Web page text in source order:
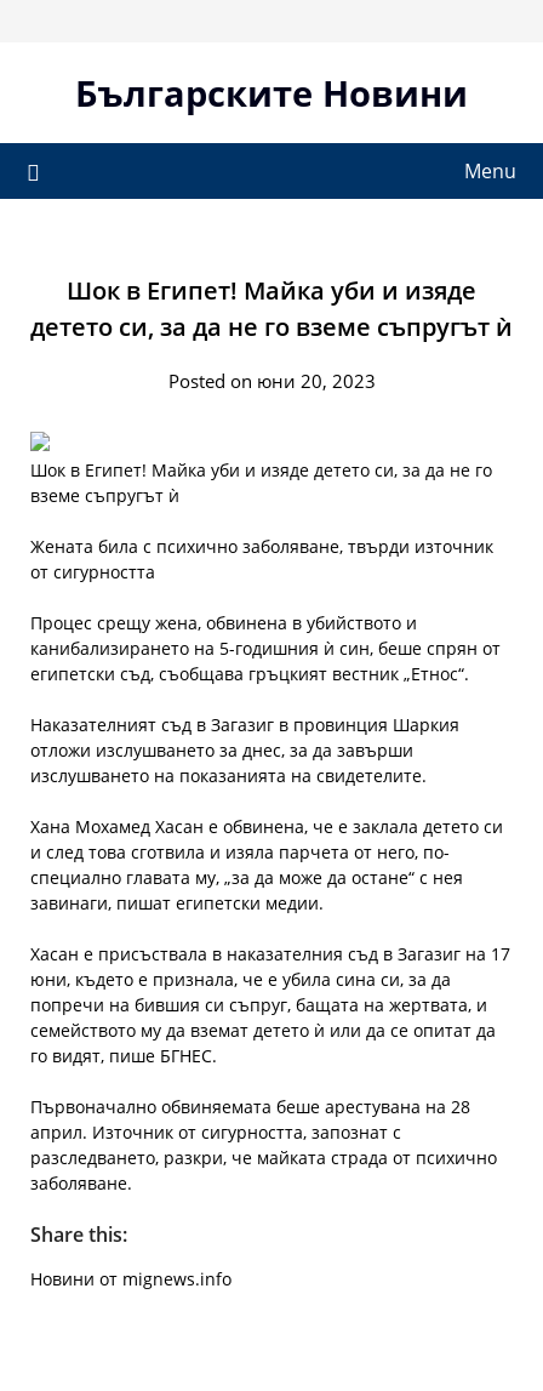
Българските Новини
Menu
Шок в Египет! Майка уби и изяде
детето си, за да не го вземе съпругът ѝ
Posted on юни 20, 2023
Шок в Египет! Майка уби и изяде детето си, за да не го
вземе съпругът ѝ
Жената била с психично заболяване, твърди източник
от сигурността
Процес срещу жена, обвинена в убийството и
канибализирането на 5-годишния ѝ син, беше спрян от
египетски съд, съобщава гръцкият вестник „Етнос“.
Наказателният съд в Загазиг в провинция Шаркия
отложи изслушването за днес, за да завърши
изслушването на показанията на свидетелите.
Хана Мохамед Хасан е обвинена, че е заклала детето си
и след това сготвила и изяла парчета от него, по-
специално главата му, „за да може да остане“ с нея
завинаги, пишат египетски медии.
Хасан е присъствала в наказателния съд в Загазиг на 17
юни, където е признала, че е убила сина си, за да
попречи на бившия си съпруг, бащата на жертвата, и
семейството му да вземат детето ѝ или да се опитат да
го видят, пише БГНЕС.
Първоначално обвиняемата беше арестувана на 28
април. Източник от сигурността, запознат с
разследването, разкри, че майката страда от психично
заболяване.
Share this:
Новини от mignews.info